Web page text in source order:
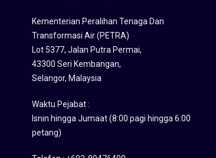
Kementerian Peralihan Tenaga Dan
Transformasi Air (PETRA)
Lot 5377, Jalan Putra Permai,
43300 Seri Kembangan,
Selangor, Malaysia
Waktu Pejabat :
Isnin hingga Jumaat (8:00 pagi hingga 6:00
petang)